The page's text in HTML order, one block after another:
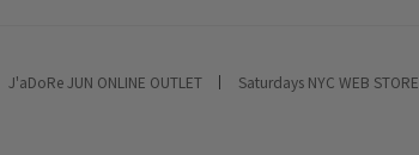
J'aDoRe JUN ONLINE OUTLET Saturdays NYC WEB STORE